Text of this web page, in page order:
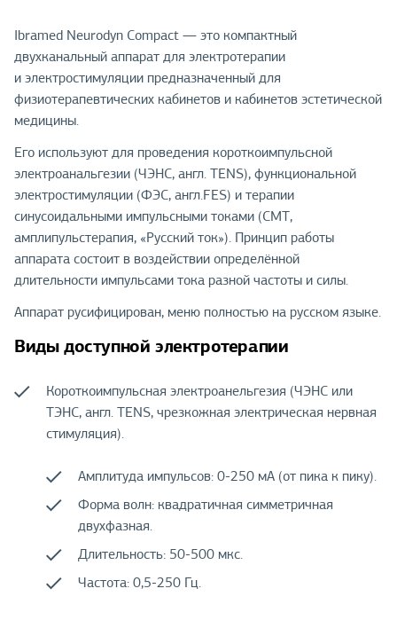
Ibramed Neurodyn Compact — это компактный
двухканальный аппарат для электротерапии
и электростимуляции предназначенный для
физиотерапевтических кабинетов и кабинетов эстетической
медицины.
Его используют для проведения короткоимпульсной
электроанальгезии (ЧЭНС, англ. TENS), функциональной
электростимуляции (ФЭС, англ.FES) и терапии
синусоидальными импульсными токами (СМТ,
амплипульстерапия, «Русский ток»). Принцип работы
аппарата состоит в воздействии определённой
длительности импульсами тока разной частоты и силы.
Аппарат русифицирован, меню полностью на русском языке.
Виды доступной электротерапии
Короткоимпульсная электроанельгезия (ЧЭНС или
ТЭНС, англ. TENS, чрезкожная электрическая нервная
стимуляция).
Амплитуда импульсов: 0-250 мА (от пика к пику).
Форма волн: квадратичная симметричная
двухфазная.
Длительность: 50-500 мкс.
Частота: 0,5-250 Гц.